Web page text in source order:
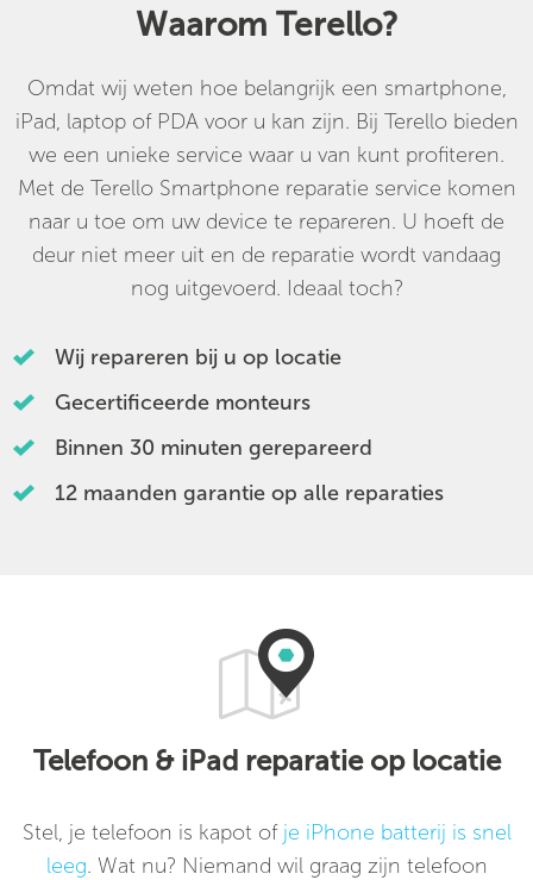
Waarom Terello?
Omdat wij weten hoe belangrijk een smartphone,
iPad, laptop of PDA voor u kan zijn. Bij Terello bieden
we een unieke service waar u van kunt profiteren.
Met de Terello Smartphone reparatie service komen
naar u toe om uw device te repareren. U hoeft de
deur niet meer uit en de reparatie wordt vandaag
nog uitgevoerd. Ideaal toch?
Wij repareren bij u op locatie
Gecertificeerde monteurs
Binnen 30 minuten gerepareerd
12 maanden garantie op alle reparaties
Telefoon & iPad reparatie op locatie
Stel, je telefoon is kapot of je iPhone batterij is snel
leeg. Wat nu? Niemand wil graag zijn telefoon